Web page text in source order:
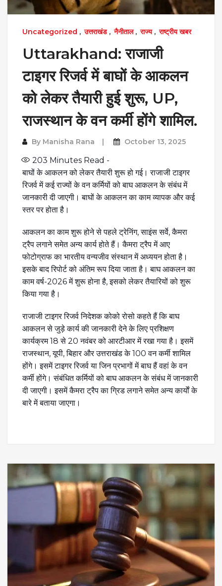
Uncategorized , उत्तराखंड, नैनीताल, राज्य, राष्ट्रीय खबर
Uttarakhand: राजाजी
टाइगर रिजर्व में बाघों के आकलन
को लेकर तैयारी हुई शुरू, UP,
राजस्थान के वन कर्मी होंगे शामिल.
By Manisha Rana October 13, 2025
203 Minutes Read -
बाघों के आकलन को लेकर तैयारी शुरू हो गई। राजाजी टाइगर
रिजर्व में कई राज्यों के वन कर्मियों को बाघ आकलन के संबंध में
जानकारी दी जाएगी। बाघों के आकलन का काम व्यापक और कई
स्तर पर होता है।
आकलन का काम शुरू होने से पहले ट्रेनिंग, साइंस सर्वे, कैमरा
ट्रैप लगाने समेत अन्य कार्य होते हैं। कैमरा ट्रैप में आए
फोटोग्राफ का भारतीय वन्यजीव संस्थान में अध्ययन होता है।
इसके बाद रिपोर्ट को अंतिम रूप दिया जाता है। बाघ आकलन का
काम वर्ष-2026 में शुरू होना है, इसको लेकर तैयारियों को शुरू
किया गया है।
राजाजी टाइगर रिजर्व निदेशक कोको रोसो कहते हैं कि बाघ
आकलन से जुड़े कार्य की जानकारी देने के लिए प्रशिक्षण
कार्यक्रम 18 से 20 नवंबर को आरटीआर में रखा गया है। इसमें
राजस्थान, यूपी, बिहार और उत्तराखंड के 100 वन कर्मी शामिल
होंगे। इसमें टाइगर रिजर्व या जिन प्रभागों में बाघ हैं वहां के वन
कर्मी होंगे। संबंधित कर्मियों को बाघ आकलन के संबंध में जानकारी
दी जाएगी। इसमें कैमरा ट्रैप का ग्रिड लगाने समेत अन्य कार्याें के
बारे में बताया जाएगा।